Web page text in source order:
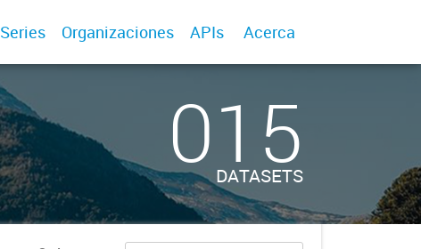
Series Organizaciones APIs Acerca
015
DATASETS